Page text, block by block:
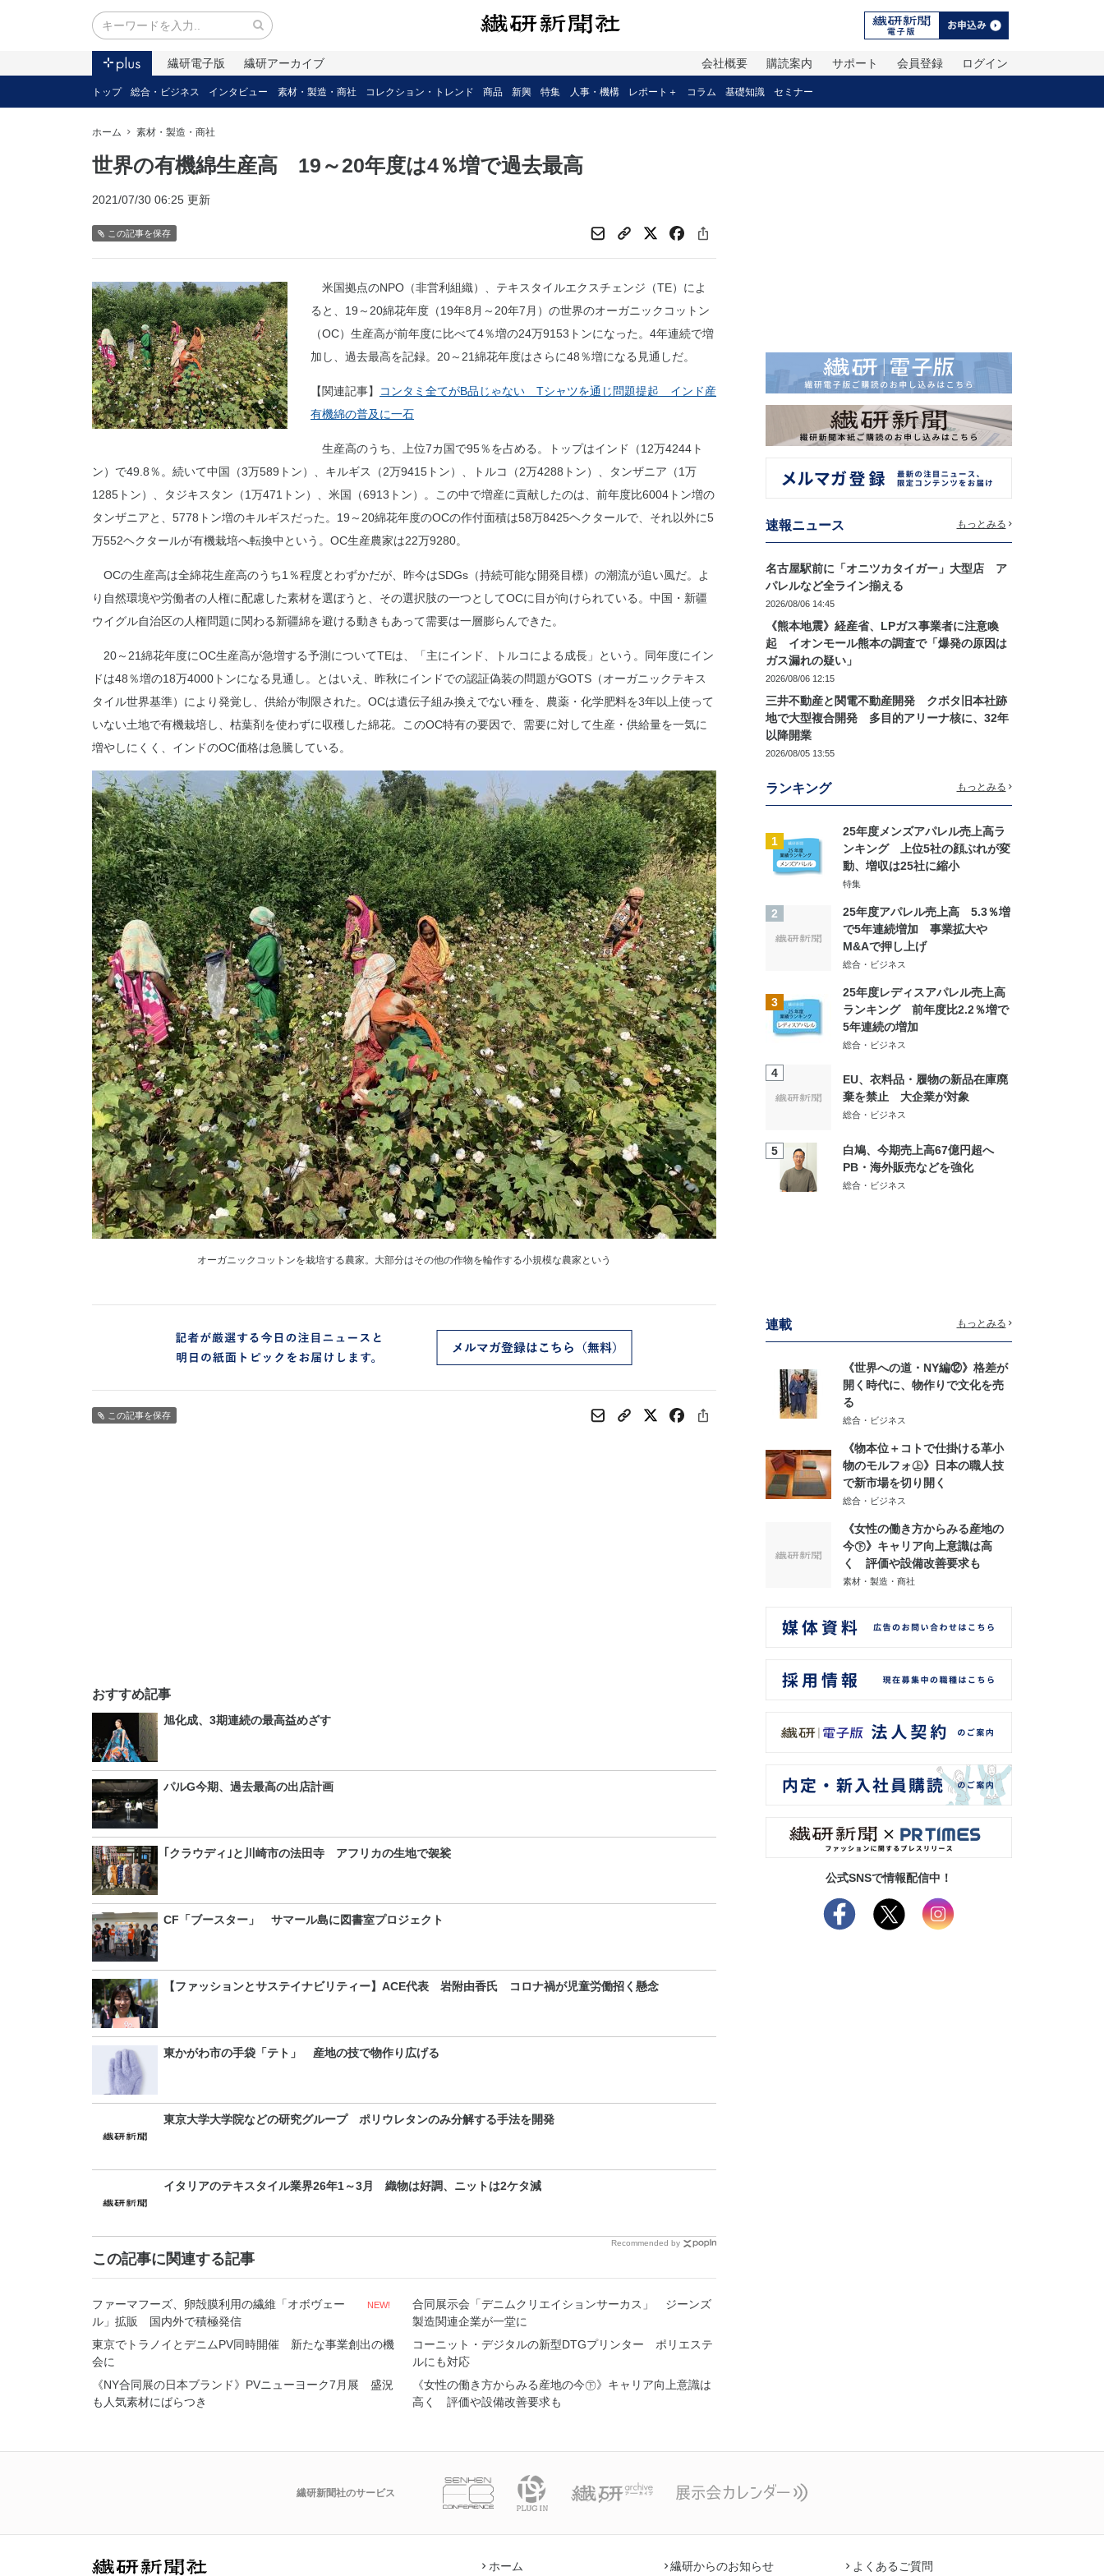
繊研電子版 繊研アーカイブ ログイン
会員登録
サポート
購読案内
会社概要
トップ 総合・ビジネス インタビュー 素材・製造・商社 コレクション・トレンド 商品 新興 特集 人事・機構 レポート＋ コラム 基礎知識 セミナー
ホーム 素材・製造・商社
世界の有機綿生産高 19～20年度は4％増で過去最高
2021/07/30 06:25 更新
この記事を保存
米国拠点のNPO（非営利組織）、テキスタイルエクスチェンジ（TE）によ
ると、19～20綿花年度（19年8月～20年7月）の世界のオーガニックコットン
（OC）生産高が前年度に比べて4％増の24万9153トンになった。4年連続で増
加し、過去最高を記録。20～21綿花年度はさらに48％増になる見通しだ。
【関連記事】
コンタミ全てがB品じゃない Tシャツを通じ問題提起 インド産
有機綿の普及に一石
生産高のうち、上位7カ国で95％を占める。トップはインド（12万4244ト
ン）で49.8％。続いて中国（3万589トン）、キルギス（2万9415トン）、トルコ（2万4288トン）、タンザニア（1万
1285トン）、タジキスタン（1万471トン）、米国（6913トン）。この中で増産に貢献したのは、前年度比6004トン増の
タンザニアと、5778トン増のキルギスだった。19～20綿花年度のOCの作付面積は58万8425ヘクタールで、それ以外に5
万552ヘクタールが有機栽培へ転換中という。OC生産農家は22万9280。
OCの生産高は全綿花生産高のうち1％程度とわずかだが、昨今はSDGs（持続可能な開発目標）の潮流が追い風だ。よ
り自然環境や労働者の人権に配慮した素材を選ぼうと、その選択肢の一つとしてOCに目が向けられている。中国・新疆
ウイグル自治区の人権問題に関わる新疆綿を避ける動きもあって需要は一層膨らんできた。
20～21綿花年度にOC生産高が急増する予測についてTEは、「主にインド、トルコによる成長」という。同年度にイン
ドは48％増の18万4000トンになる見通し。とはいえ、昨秋にインドでの認証偽装の問題がGOTS（オーガニックテキス
タイル世界基準）により発覚し、供給が制限された。OCは遺伝子組み換えでない種を、農薬・化学肥料を3年以上使って
いない土地で有機栽培し、枯葉剤を使わずに収穫した綿花。このOC特有の要因で、需要に対して生産・供給量を一気に
増やしにくく、インドのOC価格は急騰している。
オーガニックコットンを栽培する農家。大部分はその他の作物を輪作する小規模な農家という
この記事を保存
おすすめ記事
旭化成、3期連続の最高益めざす
パルG今期、過去最高の出店計画
｢クラウディ｣と川崎市の法田寺 アフリカの生地で袈裟
CF「ブースター」 サマール島に図書室プロジェクト
【ファッションとサステイナビリティー】ACE代表 岩附由香氏 コロナ禍が児童労働招く懸念
東かがわ市の手袋「テト」 産地の技で物作り広げる
東京大学大学院などの研究グループ ポリウレタンのみ分解する手法を開発
イタリアのテキスタイル業界26年1～3月 織物は好調、ニットは2ケタ減
Recommended by
この記事に関連する記事
ファーマフーズ、卵殻膜利用の繊維「オボヴェー
ル」拡販 国内外で積極発信
NEW!
合同展示会「デニムクリエイションサーカス」 ジーンズ
製造関連企業が一堂に
東京でトラノイとデニムPV同時開催 新たな事業創出の機
会に
コーニット・デジタルの新型DTGプリンター ポリエステ
ルにも対応
《NY合同展の日本ブランド》PVニューヨーク7月展 盛況
も人気素材にばらつき
《女性の働き方からみる産地の今㊦》キャリア向上意識は
高く 評価や設備改善要求も
速報ニュース もっとみる
名古屋駅前に「オニツカタイガー」大型店 ア
パレルなど全ライン揃える
2026/08/06 14:45
《熊本地震》経産省、LPガス事業者に注意喚
起 イオンモール熊本の調査で「爆発の原因は
ガス漏れの疑い」
2026/08/06 12:15
三井不動産と関電不動産開発 クボタ旧本社跡
地で大型複合開発 多目的アリーナ核に、32年
以降開業
2026/08/05 13:55
ランキング もっとみる
1
25年度メンズアパレル売上高ラ
ンキング 上位5社の顔ぶれが変
動、増収は25社に縮小
特集
2
25年度アパレル売上高 5.3％増
で5年連続増加 事業拡大や
M&Aで押し上げ
総合・ビジネス
3
25年度レディスアパレル売上高
ランキング 前年度比2.2％増で
5年連続の増加
総合・ビジネス
4
EU、衣料品・履物の新品在庫廃
棄を禁止 大企業が対象
総合・ビジネス
5
白鳩、今期売上高67億円超へ
PB・海外販売などを強化
総合・ビジネス
連載 もっとみる
《世界への道・NY編⑫》格差が
開く時代に、物作りで文化を売
る
総合・ビジネス
《物本位＋コトで仕掛ける革小
物のモルフォ㊤》日本の職人技
で新市場を切り開く
総合・ビジネス
《女性の働き方からみる産地の
今㊦》キャリア向上意識は高
く 評価や設備改善要求も
素材・製造・商社
公式SNSで情報配信中！
繊研新聞社のサービス
ホーム 繊研からのお知らせ よくあるご質問